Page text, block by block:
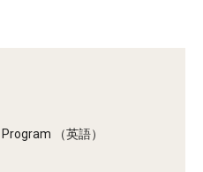
（英語）